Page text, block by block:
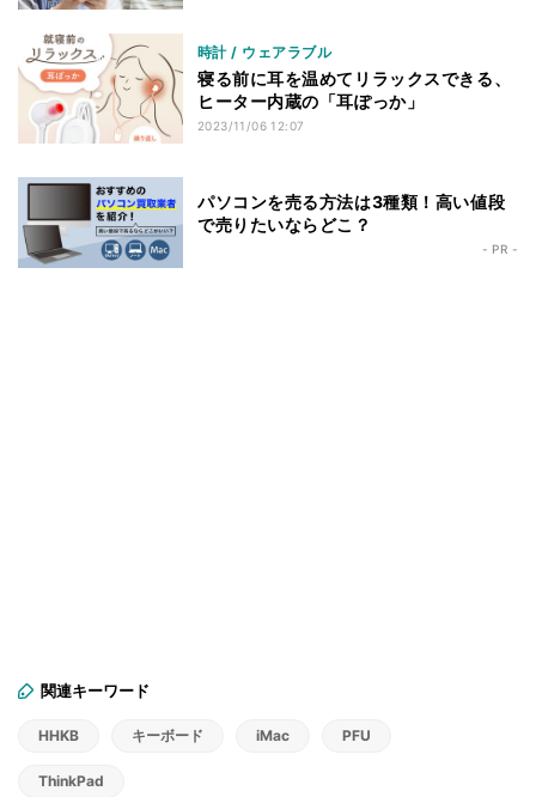
時計 / ウェアラブル
寝る前に耳を温めてリラックスできる、
ヒーター内蔵の「耳ぽっか」
2023/11/06 12:07
パソコンを売る方法は3種類！高い値段
で売りたいならどこ？
- PR -
関連キーワード
HHKB キーボード iMac PFU
ThinkPad